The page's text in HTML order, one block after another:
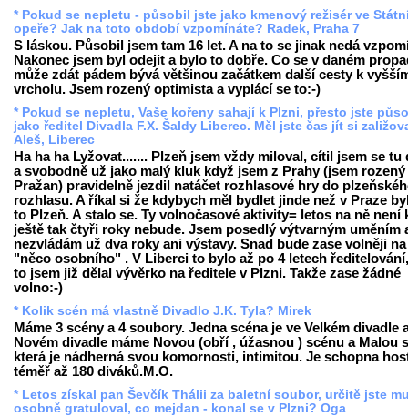
* Pokud se nepletu - působil jste jako kmenový režisér ve
opeře? Jak na toto období vzpomínáte? Radek, Praha 7
S láskou. Působil jsem tam 16 let. A na to se jinak nedá
Nakonec jsem byl odejit a bylo to dobře. Co se v daném
může zdát pádem bývá většinou začátkem další cesty k
vrcholu. Jsem rozený optimista a vyplácí se to:-)
* Pokud se nepletu, Vaše kořeny sahají k Plzni, přesto jste
jako ředitel Divadla F.X. Šaldy Liberec. Měl jste čas jít si
Aleš, Liberec
Ha ha ha Lyžovat....... Plzeň jsem vždy miloval, cítil jsem se tu
a svobodně už jako malý kluk když jsem z Prahy (jsem rozený
Pražan) pravidelně jezdil natáčet rozhlasové hry do
rozhlasu. A říkal si že kdybych měl bydlet jinde než v Praze
to Plzeň. A stalo se. Ty volnočasové aktivity= letos na ně není
ještě tak čtyři roky nebude. Jsem posedlý výtvarným uměním
nezvládám už dva roky ani výstavy. Snad bude zase volněji na
"něco osobního" . V Liberci to bylo až po 4 letech
to jsem již dělal vývěrko na ředitele v Plzni. Takže zase žádné
volno:-)
* Kolik scén má vlastně Divadlo J.K. Tyla? Mirek
Máme 3 scény a 4 soubory. Jedna scéna je ve Velkém divadle
Novém divadle máme Novou (obří , úžasnou ) scénu a Malou
která je nádherná svou komornosti, intimitou. Je schopna
téměř až 180 diváků.M.O.
* Letos získal pan Ševčík Thálii za baletní soubor, určitě jste
osobně gratuloval, co mejdan - konal se v Plzni? Oga